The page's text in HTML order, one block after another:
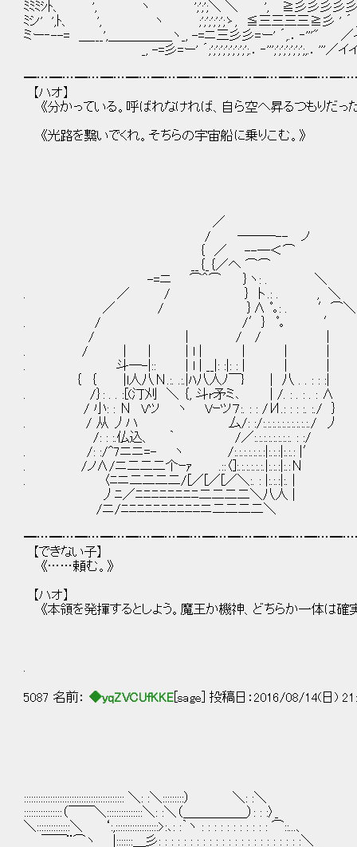
ﾐﾐﾐｼﾄ、 ', ヽ ';';';＼ ＼ ', ≧彡彡彡彡彡彡ゞ'
ﾐシ' ',ﾄ、 ', ヽ ;';';';';';ゝ, ≦三三三三≧彡 ' ´ ,イイ
ミー‐--= ＿___',＿＿＿＿＿ヽ_, -=ニ三彡彡=ー' ´,.．‐'''" ／
_, -=彡=ー' ´;';';';';';';';';.．‐''';';';';';';';,.．'''／イイｲシ
【ハオ】
《分かっている。呼ばれなければ、自ら空へ昇るつもりだった
《光路を繋いでくれ。そちらの宇宙船に乗りこむ。》
／
/ ―――-- ノ
｛ ／ --―＜⌒
__｛_｛／へ ⌒⌒
-=ニ ⌒＾⌒ ｝ヽ: . ＼
. ／ / ｝ 卜.: . , ＼
／ / ｝Λ ﾟ｡: . ′⌒＼
. / /′｝ ﾟ｡ ′
/ | / / |
. / | | | l | ｜ | |
. 斗―-|:: | l | __|: :|: : | | |
｛ ｛ |l人八Ν.:. .:.|ﾊ八人ﾉ￣} | 八 . . : : :|
. /｝: . . :[(汀刈 ＼ ｛, 斗r矛ミ､ | /. : . : . : Λ
/ 小: : Ν Vツ ヽ Vｰツ７:. : : /И.: : : :. :./ ｝
. / 从 丿ハ 厶/: :/:.:.:.:.:.:.:.:.:.:./ 丿
/: : :.仏込、 ｀ /／:.:.:.:.:.:.:.:. : :/
. /: :/^7ニニ=- ヽ /:.:.:.:.:.:.:|:.:.:|:.:.: |′
. /ノΛ/ニ二二二个ｰｧ .::〈]:.:.:.:.:.:.|:.:.:|:.:Ν
. 〈ﾆニ二二二二/[／[／[／＼:. : |:.:.:|:. |
丿ﾆ／ﾆﾆﾆﾆﾆﾆﾆﾆ二二二二＼八人 |
/ニ/ﾆﾆﾆﾆﾆﾆﾆﾆﾆﾆニ二二二二＼
【できない子】
《……頼む。》
【ハオ】
《本領を発揮するとしよう。魔王か機神、どちらか一体は確
5087 名前： ◆yqZVCUfKKE [sage] 投稿日：2016/08/14(日)
:::::::::::::::::::::::::::::::::::::::::: ＼: :＼:::::::::） ＼: :＼
::::::::::::::::（￣￣＼:::::::::::::::＼: :＼（＿＿＿＿＿）: : :〉_
＼::::::::::::::＼ ‘:,::::::::::::::::::>:､: :｀ヽ : : : : : : : : : : : ⌒::...、
￣￣¨⌒ヽ |:::::::＿彡: : : : : : : : : : : : : : : : : : : : : : :＼